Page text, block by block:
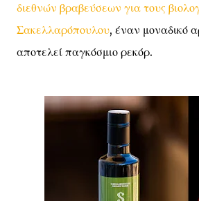
διεθνών βραβεύσεων για τους
Σακελλαρόπουλου, έναν μοναδικό
αποτελεί παγκόσμιο ρεκόρ.